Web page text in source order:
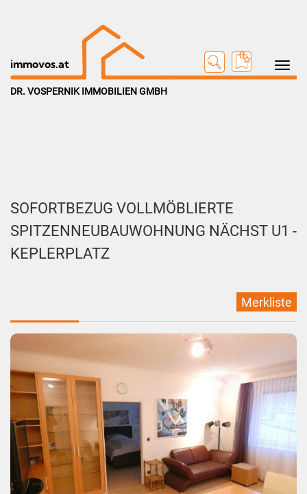
Toggle
immovos.at
0
DR. VOSPERNIK IMMOBILIEN GMBH
SOFORTBEZUG VOLLMÖBLIERTE
SPITZENNEUBAUWOHNUNG NÄCHST U1 -
KEPLERPLATZ
Merkliste